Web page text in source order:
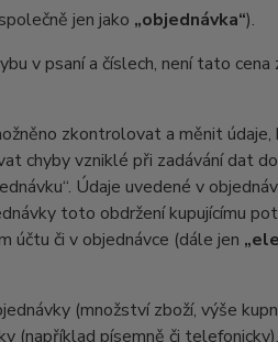
jen jako „objednávka“).
v psaní a číslech, není tato cena
zkontrolovat a měnit údaje,
chyby vzniklé při zadávání dat
Údaje uvedené v
toto obdržení kupujícímu
účtu či v objednávce (dále jen
(množství zboží, výše
(například písemně či telefonicky).